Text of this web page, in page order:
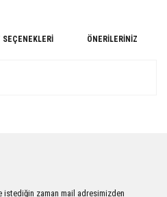
SEÇENEKLERI ÖNERILERINIZ
istediğin zaman mail adresimizden